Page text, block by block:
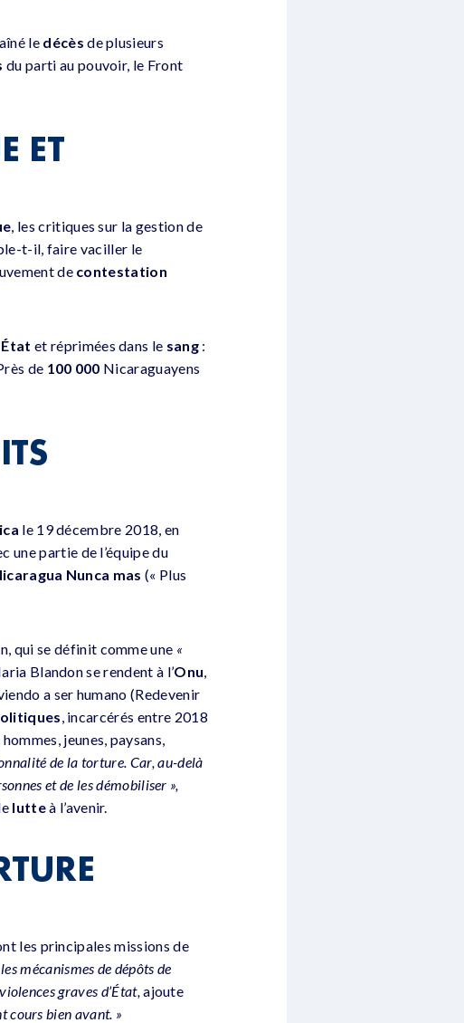
le décès de plusieurs
du parti au pouvoir, le Front
ET
, les critiques sur la gestion de
t-il, faire vaciller le
de contestation
et réprimées dans le sang :
de 100 000 Nicaraguayens
le 19 décembre 2018, en
une partie de l’équipe du
Nunca mas (« Plus
qui se définit comme une «
Blandon se rendent à l’Onu,
a ser humano (Redevenir
, incarcérés entre 2018
jeunes, paysans,
de la torture. Car, au-delà
et de les démobiliser »,
lutteà l’avenir.
les principales missions de
mécanismes de dépôts de
graves d’État,ajoute
cours bien avant. »